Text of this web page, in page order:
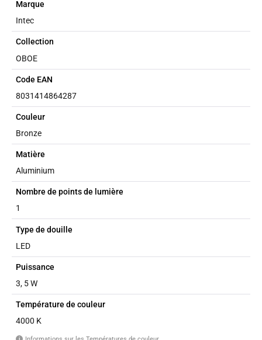
Marque
Intec
Collection
OBOE
Code EAN
8031414864287
Couleur
Bronze
Matière
Aluminium
Nombre de points de lumière
1
Type de douille
LED
Puissance
3, 5 W
Température de couleur
4000 K